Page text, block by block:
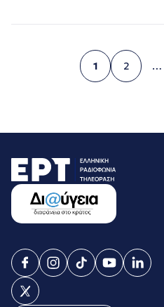
Σελίδα
1
Σελίδα
2
…